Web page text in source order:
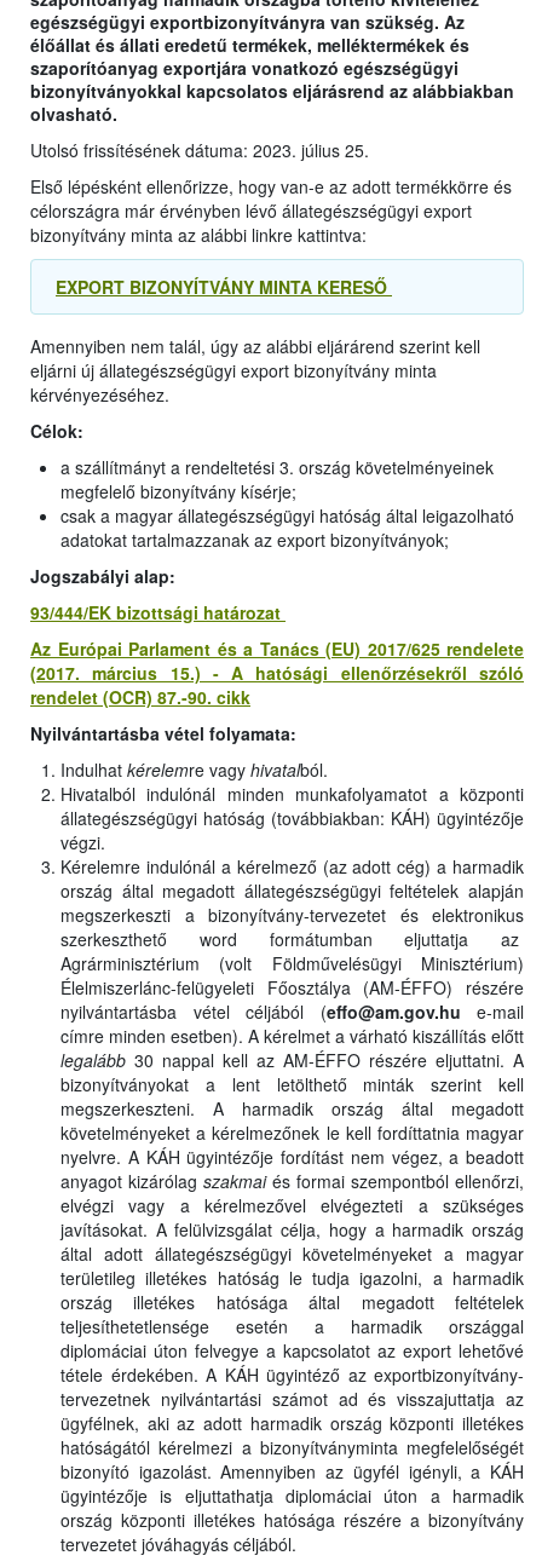
egészségügyi exportbizonyítványra van szükség. Az
élőállat és állati eredetű termékek, melléktermékek és
szaporítóanyag exportjára vonatkozó egészségügyi
bizonyítványokkal kapcsolatos eljárásrend az alábbiakban
olvasható.
Utolsó frissítésének dátuma: 2023. július 25.
Első lépésként ellenőrizze, hogy van-e az adott termékkörre és
célországra már érvényben lévő állategészségügyi export
bizonyítvány minta az alábbi linkre kattintva:
EXPORT BIZONYÍTVÁNY MINTA KERESŐ
Amennyiben nem talál, úgy az alábbi eljárárend szerint kell
eljárni új állategészségügyi export bizonyítvány minta
kérvényezéséhez.
Célok:
a szállítmányt a rendeltetési 3. ország követelményeinek
megfelelő bizonyítvány kísérje;
csak a magyar állategészségügyi hatóság által leigazolható
adatokat tartalmazzanak az export bizonyítványok;
Jogszabályi alap:
93/444/EK bizottsági határozat
Az Európai Parlament és a Tanács (EU) 2017/625 rendelete
(2017. március 15.) - A hatósági ellenőrzésekről szóló
rendelet (OCR) 87.-90. cikk
Nyilvántartásba vétel folyamata:
Indulhat kérelemre vagy hivatalból.
Hivatalból indulónál minden munkafolyamatot a központi
állategészségügyi hatóság (továbbiakban: KÁH) ügyintézője
végzi.
Kérelemre indulónál a kérelmező (az adott cég) a harmadik
ország által megadott állategészségügyi feltételek alapján
megszerkeszti a bizonyítvány-tervezetet és elektronikus
szerkeszthető word formátumban eljuttatja az
Agrárminisztérium (volt Földművelésügyi Minisztérium)
Élelmiszerlánc-felügyeleti Főosztálya (AM-ÉFFO) részére
nyilvántartásba vétel céljából (effo@am.gov.hu e-mail
címre minden esetben). A kérelmet a várható kiszállítás előtt
legalább 30 nappal kell az AM-ÉFFO részére eljuttatni. A
bizonyítványokat a lent letölthető minták szerint kell
megszerkeszteni. A harmadik ország által megadott
követelményeket a kérelmezőnek le kell fordíttatnia magyar
nyelvre. A KÁH ügyintézője fordítást nem végez, a beadott
anyagot kizárólag szakmaiés formai szempontból ellenőrzi,
elvégzi vagy a kérelmezővel elvégezteti a szükséges
javításokat. A felülvizsgálat célja, hogy a harmadik ország
által adott állategészségügyi követelményeket a magyar
területileg illetékes hatóság le tudja igazolni, a harmadik
ország illetékes hatósága által megadott feltételek
teljesíthetetlensége esetén a harmadik országgal
diplomáciai úton felvegye a kapcsolatot az export lehetővé
tétele érdekében. A KÁH ügyintéző az exportbizonyítvány-
tervezetnek nyilvántartási számot ad és visszajuttatja az
ügyfélnek, aki az adott harmadik ország központi illetékes
hatóságától kérelmezi a bizonyítványminta megfelelőségét
bizonyító igazolást. Amennyiben az ügyfél igényli, a KÁH
ügyintézője is eljuttathatja diplomáciai úton a harmadik
ország központi illetékes hatósága részére a bizonyítvány
tervezetet jóváhagyás céljából.